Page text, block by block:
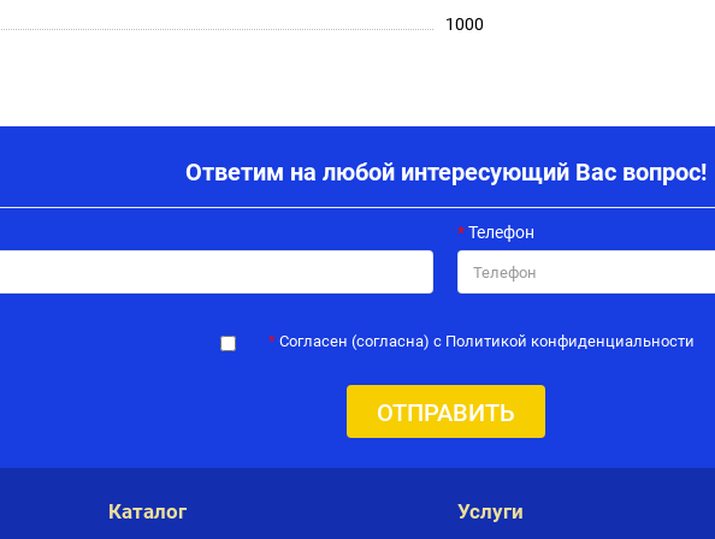
1000
Ответим на любой интересующий Вас вопрос!
Телефон
Согласен (согласна) с Политикой конфиденциальности
ОТПРАВИТЬ
Каталог Услуги